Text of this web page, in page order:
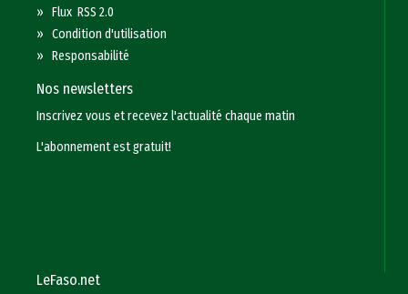
»Flux RSS 2.0
»Condition d'utilisation
»Responsabilité
Nos newsletters
Inscrivez vous et recevez l'actualité chaque matin
L'abonnement est gratuit!
LeFaso.net